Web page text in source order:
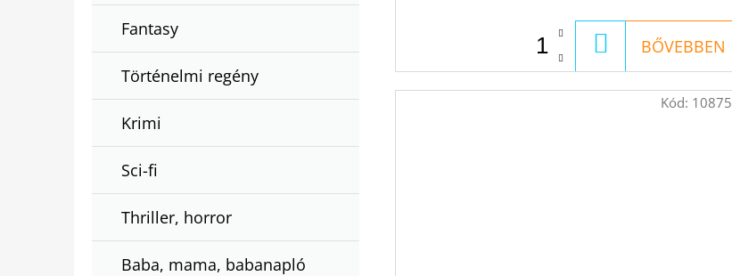
Fantasy
Történelmi regény
Krimi
Sci-fi
Thriller, horror
Baba, mama, babanapló
KOSÁRBA
BŐVEBBEN
Kód: 10875